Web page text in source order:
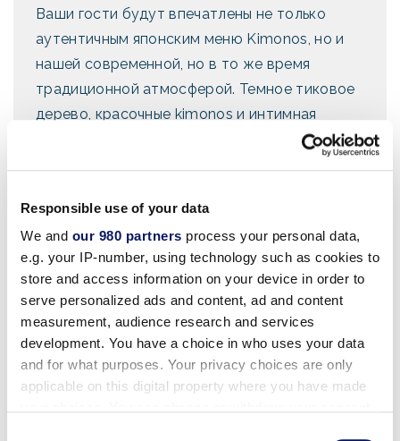
Responsible use of your data
We and our 980 partners process your personal data,
e.g. your IP-number, using technology such as cookies to
store and access information on your device in order to
serve personalized ads and content, ad and content
measurement, audience research and services
development. You have a choice in who uses your data
and for what purposes. Your privacy choices are only
applicable on this digital property where you have made
Ваши гости будут впечатлены не только
аутентичным японским меню Kimonos, но и
нашей современной, но в то же время
традиционной атмосферой. Темное тиковое
дерево, красочные kimonos и интимная
атмосфера - вот отличительные черты
могут насладиться караоке с любимыми
хитами в поздний вечерний час. Мы
предлагаем индивидуальное меню, чтобы
удовлетворить потребности вашей группы.
Признан "Лучшим рестораном суши" -
журнал Orlando Magazine
Лучший бар в отеле -
Best of Citysearch
2004